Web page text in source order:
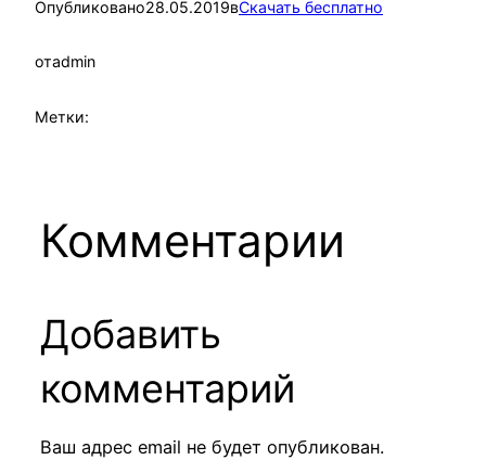
Опубликовано28.05.2019вСкачать бесплатно
отadmin
Метки:
Комментарии
Добавить
комментарий
Ваш адрес email не будет опубликован.